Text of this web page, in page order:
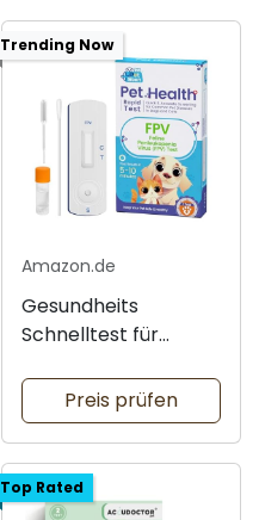
Trending Now
Amazon.de
Gesundheits
Schnelltest für
Preis prüfen
Top Rated